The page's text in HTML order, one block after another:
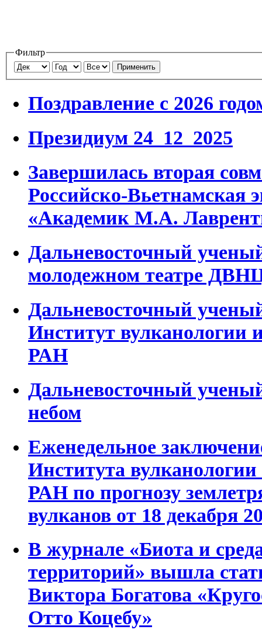
Фильтр
Применить
Поздравление с 2026
Президиум 24_12_2025
Завершилась вторая
Российско-Вьетнамская
«Академик М.А.
Дальневосточный
молодежном театре
Дальневосточный
Институт вулканологии
РАН
Дальневосточный
небом
Еженедельное
Института
РАН по прогнозу
вулканов от 18 декабря
В журнале «Биота и
территорий» вышла
Виктора Богатова
Отто Коцебу»